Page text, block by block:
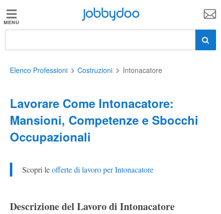
Jobbydoo
lavoro
Stipendi
Elenco
Jobbydoo
Elenco Professioni Costruzioni Intonacatore
Lavorare Come Intonacatore:
Mansioni, Competenze e Sbocchi
Occupazionali
Scopri leofferte di lavoro per Intonacatore
Descrizione del Lavoro di Intonacatore